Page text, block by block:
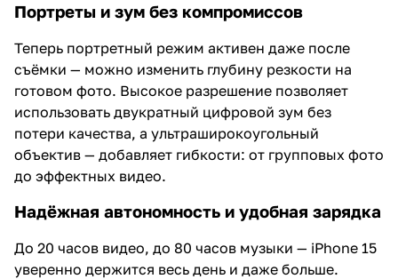
Портреты и зум без компромиссов
Теперь портретный режим активен даже после
съёмки — можно изменить глубину резкости на
готовом фото. Высокое разрешение позволяет
использовать двукратный цифровой зум без
потери качества, а ультраширокоугольный
объектив — добавляет гибкости: от групповых фото
до эффектных видео.
Надёжная автономность и удобная зарядка
До 20 часов видео, до 80 часов музыки — iPhone 15
уверенно держится весь день и даже больше.